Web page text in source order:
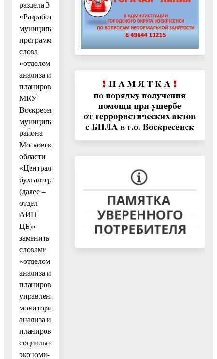
раздела 3
«Разработка
муниципальных
программ»
слова
«отделом
анализа и
планирования
МКУ
Воскресенского
муниципального
района
Московской
области
«Централизованная
бухгалтерия»
(далее –
отдел
АИП
ЦБ)»
заменить
словами
«отделом
анализа и
планирования
управления
мониторинга,
анализа и
планирования
социально-
экономи-